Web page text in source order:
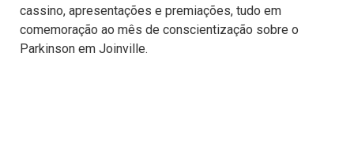
cassino, apresentações e premiações, tudo em
comemoração ao mês de conscientização sobre o
Parkinson em Joinville.